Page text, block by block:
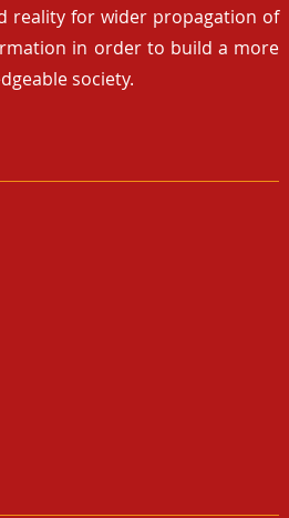
reality for wider propagation of
in order to build a more
society.